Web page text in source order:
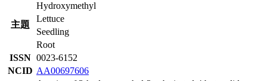
主題
Hydroxymethyl
Lettuce
Seedling
Root
ISSN 0023-6152
NCID AA00697606